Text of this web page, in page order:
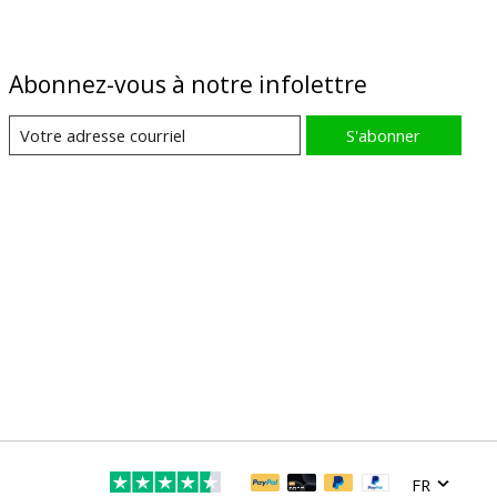
Abonnez-vous à notre infolettre
S'abonner
FR